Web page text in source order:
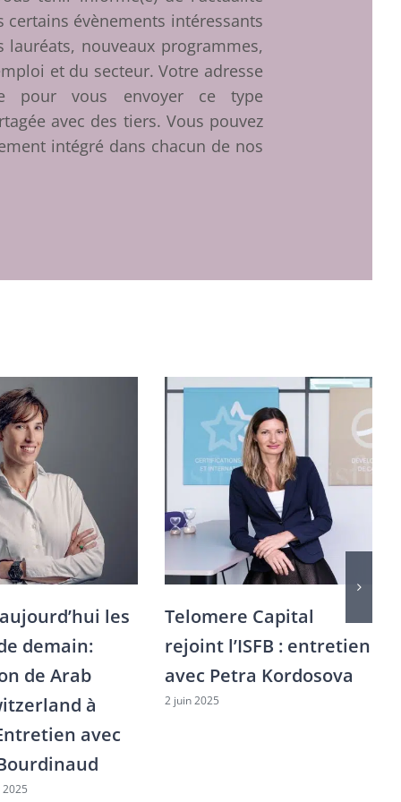
certains évènements intéressants
nouveaux programmes,
et du secteur. Votre adresse
pour vous envoyer ce type
avec des tiers. Vous pouvez
intégré dans chacun de nos
les
demain:
de Arab
à
avec
Telomere Capital
rejoint l’ISFB : entretien
avec Petra Kordosova
2 juin 2025